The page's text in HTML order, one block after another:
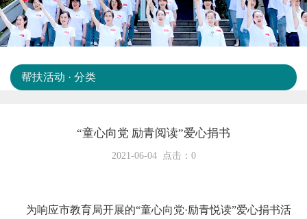
帮扶活动 · 分类
“童心向党 励青阅读”爱心捐书
2021-06-04 点击： 0
为响应市教育局开展的“童心向党·励青悦读”爱心捐书活